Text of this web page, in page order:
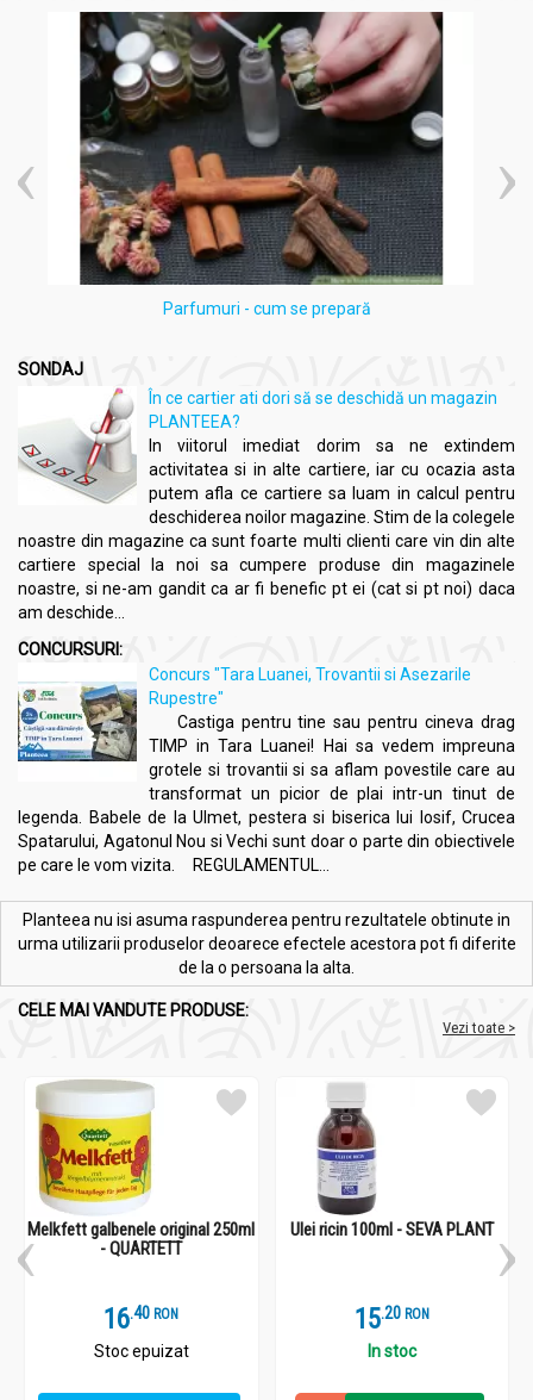
Parfumuri - cum se prepară
SONDAJ
În ce cartier ati dori să se deschidă un magazin
PLANTEEA?
In viitorul imediat dorim sa ne extindem
activitatea si in alte cartiere, iar cu ocazia asta
putem afla ce cartiere sa luam in calcul pentru
deschiderea noilor magazine. Stim de la colegele
noastre din magazine ca sunt foarte multi clienti care vin din alte
cartiere special la noi sa cumpere produse din magazinele
noastre, si ne-am gandit ca ar fi benefic pt ei (cat si pt noi) daca
am deschide...
CONCURSURI:
Concurs "Tara Luanei, Trovantii si Asezarile
Rupestre"
Castiga pentru tine sau pentru cineva drag
TIMP in Tara Luanei! Hai sa vedem impreuna
grotele si trovantii si sa aflam povestile care au
transformat un picior de plai intr-un tinut de
legenda. Babele de la Ulmet, pestera si biserica lui Iosif, Crucea
Spatarului, Agatonul Nou si Vechi sunt doar o parte din obiectivele
pe care le vom vizita. REGULAMENTUL...
Planteea nu isi asuma raspunderea pentru rezultatele obtinute in
urma utilizarii produselor deoarece efectele acestora pot fi diferite
de la o persoana la alta.
CELE MAI VANDUTE PRODUSE:
Vezi toate >
Melkfett galbenele original 250ml
- QUARTETT
16.4 RON
Stoc epuizat
Ulei ricin 100ml - SEVA PLANT
15.2 RON
In stoc